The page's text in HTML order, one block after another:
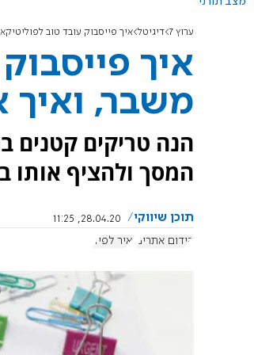
ערוץ 7 דיגיטל איך פייסבוק עובד טוב
איך
משבר, ואיך
הנה טריקים קטנים
המסך ולהציף אותו
תוכן שיווקי
28.04.20, 11:25
קידום אתרים יאיר לפיד